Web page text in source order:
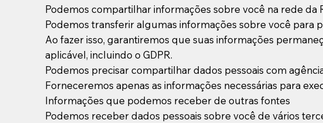
Podemos compartilhar informações sobre você na rede da
Podemos transferir algumas informações sobre você para
Ao fazer isso, garantiremos que suas informações
aplicável, incluindo o GDPR.
Podemos precisar compartilhar dados pessoais com
Forneceremos apenas as informações necessárias para
Informações que podemos receber de outras fontes
Podemos receber dados pessoais sobre você de vários